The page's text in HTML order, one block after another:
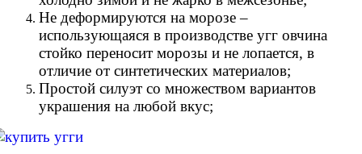
Не деформируются на морозе –
использующаяся в производстве угг овчина
стойко переносит морозы и не лопается, в
отличие от синтетических материалов;
Простой силуэт со множеством вариантов
украшения на любой вкус;